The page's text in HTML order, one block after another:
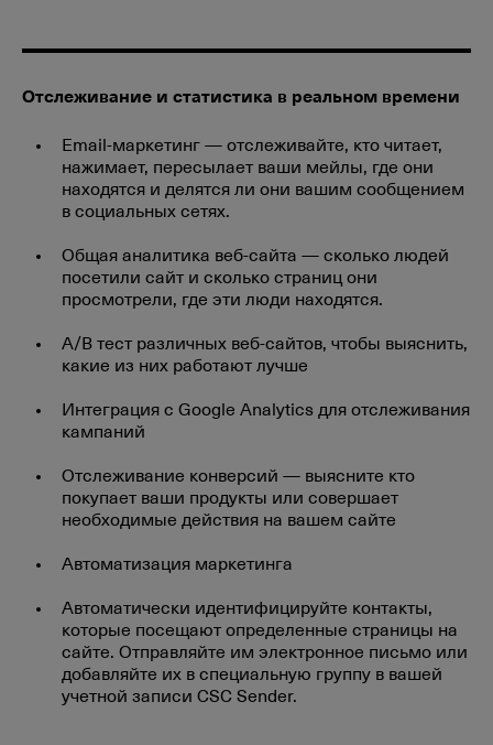
Отслеживание и статистика в реальном времени
Email-маркетинг — отслеживайте, кто читает,
нажимает, пересылает ваши мейлы, где они
находятся и делятся ли они вашим сообщением
в социальных сетях.
Общая аналитика веб-сайта — сколько людей
посетили сайт и сколько страниц они
просмотрели, где эти люди находятся.
A/B тест различных веб-сайтов, чтобы выяснить,
какие из них работают лучше
Интеграция с Google Analytics для отслеживания
кампаний
Отслеживание конверсий — выясните кто
покупает ваши продукты или совершает
необходимые действия на вашем сайте
Автоматизация маркетинга
Автоматически идентифицируйте контакты,
которые посещают определенные страницы на
сайте. Отправляйте им электронное письмо или
добавляйте их в специальную группу в вашей
учетной записи CSC Sender.